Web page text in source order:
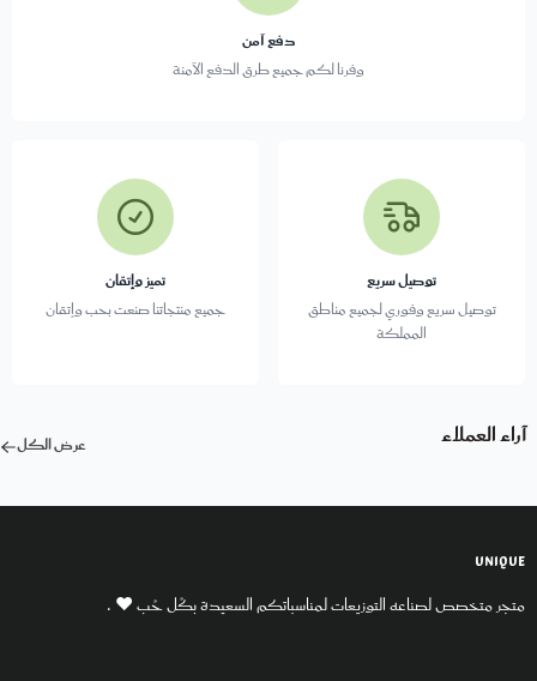
دفع آمن
وفرنا لكم جميع طرق الدفع الآمنة
توصيل سريع
توصيل سريع وفوري لجميع مناطق
المملكة
تميز وإتقان
جميع منتجاتنا صنعت بحب وإتقان
آراء العملاء عرض الكل
UNIQUE
متجر متخصص لصناعه التوزيعات لمناسباتكم السعيدة بكُل حُب ♥️ .